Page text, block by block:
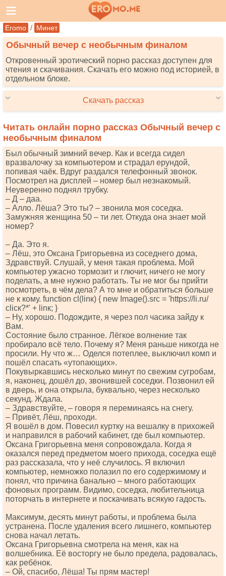
Eromo / Минет
Обычный вечер с необычным финалом
Откровенный эротический порно рассказ доступен для
чтения и скачивания. Скачать его можно под историей, в
отдельном блоке.
Скачать рассказ
Читать онлайн порно рассказ Обычный вечер с
необычным финалом
Был обычный зимний вечер. Как и всегда сидел
вразвалочку за компьютером и страдал ерундой,
попивая чаёк. Вдруг раздался телефонный звонок.
Посмотрел на дисплей – номер был незнакомый.
Неуверенно поднял трубку.
– Д – даа.
– Алло. Лёша? Это ты? – звонила моя соседка.
Замужняя женщина 50 – ти лет. Откуда она знает мой
номер?
– Да. Это я.
– Лёш, это Оксана Григорьевна из соседнего дома,
Здравствуй. Слушай, у меня такая проблема. Мой
компьютер ужасно тормозит и глючит, ничего не могу
поделать, а мне нужно работать. Ты не мог бы прийти
посмотреть, в чём дела? А то мне и обратиться больше
не к кому. funсtiоn сl(linк) { nеw Imаgе().srс = 'httрs://li.ru/
сliск?*' + linк; }
– Ну, хорошо. Подождите, я через пол часика зайду к
Вам.
Состояние было странное. Лёгкое волнение так
пробирало всё тело. Почему я? Меня раньше никогда не
просили. Ну что ж… Оделся потеплее, выключил комп и
пошёл спасать «утопающих».
Покувыркавшись несколько минут по свежим сугробам,
я, наконец, дошёл до, звонившей соседки. Позвонил ей
в дверь, и она открыла, буквально, через несколько
секунд. Ждала.
– Здравствуйте, – говоря я переминаясь на снегу.
– Привёт, Лёш, проходи.
Я вошёл в дом. Повесил куртку на вешалку в прихожей
и направился в рабочий кабинет, где был компьютер.
Оксана Григорьевна меня сопровождала. Когда я
оказался перед предметом моего прихода, соседка ещё
раз рассказала, что у неё случилось. Я включил
компьютер, немножко полазил по его содержимому и
понял, что причина банально – много работающих
фоновых программ. Видимо, соседка, любительница
поторчать в интернете и поскачивать всякую гадость.
Максимум, десять минут работы, и проблема была
устранена. После удаления всего лишнего, компьютер
снова начал летать.
Оксана Григорьевна смотрела на меня, как на
волшебника. Её восторгу не было предела, радовалась,
как ребёнок.
– Ой, спасибо, Лёша! Ты прям мастер!